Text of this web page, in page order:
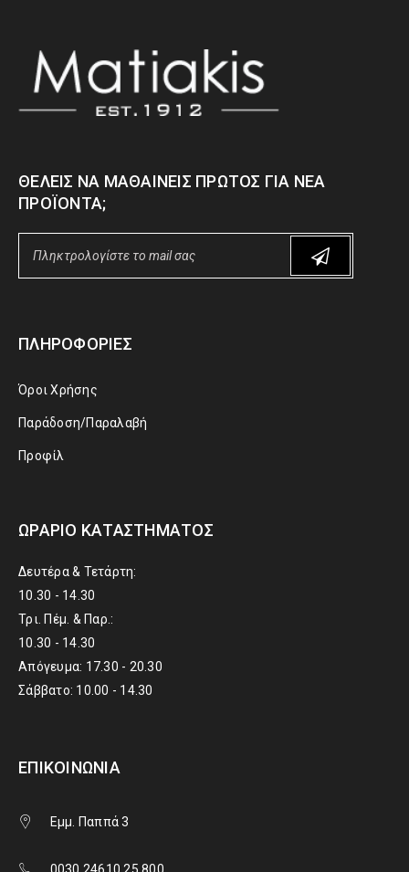
ΘΈΛΕΙΣ ΝΑ ΜΑΘΑΊΝΕΙΣ ΠΡΏΤΟΣ ΓΙΑ ΝΈΑ
ΠΡΟΪΌΝΤΑ;
ΠΛΗΡΟΦΟΡΊΕΣ
Όροι Χρήσης
Παράδοση/Παραλαβή
Προφίλ
ΩΡΆΡΙΟ ΚΑΤΑΣΤΉΜΑΤΟΣ
Δευτέρα & Τετάρτη:
10.30 - 14.30
Τρι. Πέμ. & Παρ.:
10.30 - 14.30
Απόγευμα: 17.30 - 20.30
Σάββατο: 10.00 - 14.30
ΕΠΙΚΟΙΝΩΝΊΑ
Εμμ. Παππά 3
0030 24610 25 800